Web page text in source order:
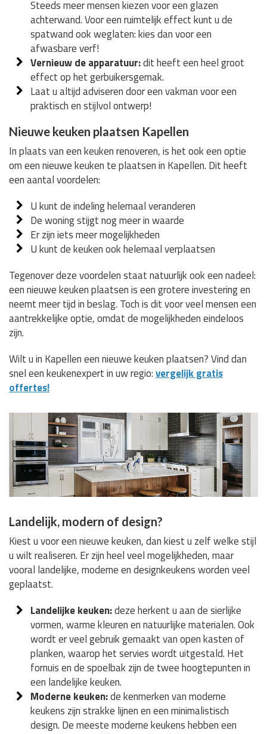
Steeds meer mensen kiezen voor een glazen
achterwand. Voor een ruimtelijk effect kunt u de
spatwand ook weglaten: kies dan voor een
afwasbare verf!
Vernieuw de apparatuur:dit heeft een heel groot
effect op het gerbuikersgemak.
Laat u altijd adviseren door een vakman voor een
praktisch en stijlvol ontwerp!
Nieuwe keuken plaatsen Kapellen
In plaats van een keuken renoveren, is het ook een optie
om een nieuwe keuken te plaatsen in Kapellen. Dit heeft
een aantal voordelen:
U kunt de indeling helemaal veranderen
De woning stijgt nog meer in waarde
Er zijn iets meer mogelijkheden
U kunt de keuken ook helemaal verplaatsen
Tegenover deze voordelen staat natuurlijk ook een nadeel:
een nieuwe keuken plaatsen is een grotere investering en
neemt meer tijd in beslag. Toch is dit voor veel mensen een
aantrekkelijke optie, omdat de mogelijkheden eindeloos
zijn.
Wilt u in Kapellen een nieuwe keuken plaatsen? Vind dan
snel een keukenexpert in uw regio:vergelijk gratis
offertes!
Landelijk, modern of design?
Kiest u voor een nieuwe keuken, dan kiest u zelf welke stijl
u wilt realiseren. Er zijn heel veel mogelijkheden, maar
vooral landelijke, moderne en designkeukens worden veel
geplaatst.
Landelijke keuken:deze herkent u aan de sierlijke
vormen, warme kleuren en natuurlijke materialen. Ook
wordt er veel gebruik gemaakt van open kasten of
planken, waarop het servies wordt uitgestald. Het
fornuis en de spoelbak zijn de twee hoogtepunten in
een landelijke keuken.
Moderne keuken:de kenmerken van moderne
keukens zijn strakke lijnen en een minimalistisch
design. De meeste moderne keukens hebben een